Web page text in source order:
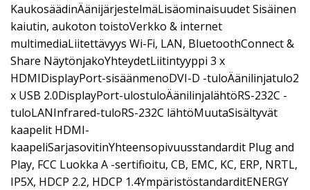
KaukosäädinÄänijärjestelmäLisäominaisuudet Sisäinen
kaiutin, aukoton toistoVerkko & internet
multimediaLiitettävyys Wi-Fi, LAN, BluetoothConnect &
Share NäytönjakoYhteydetLiitintyyppi 3 x
HDMIDisplayPort-sisäänmenoDVI-D -tuloÄänilinjatulo2
x USB 2.0DisplayPort-ulostuloÄänilinjalähtöRS-232C -
tuloLANInfrared-tuloRS-232C lähtöMuutaSisältyvät
kaapelit HDMI-
kaapeliSarjasovitinYhteensopivuusstandardit Plug and
Play, FCC Luokka A -sertifioitu, CB, EMC, KC, ERP, NRTL,
IP5X, HDCP 2.2, HDCP 1.4YmpäristöstandarditENERGY